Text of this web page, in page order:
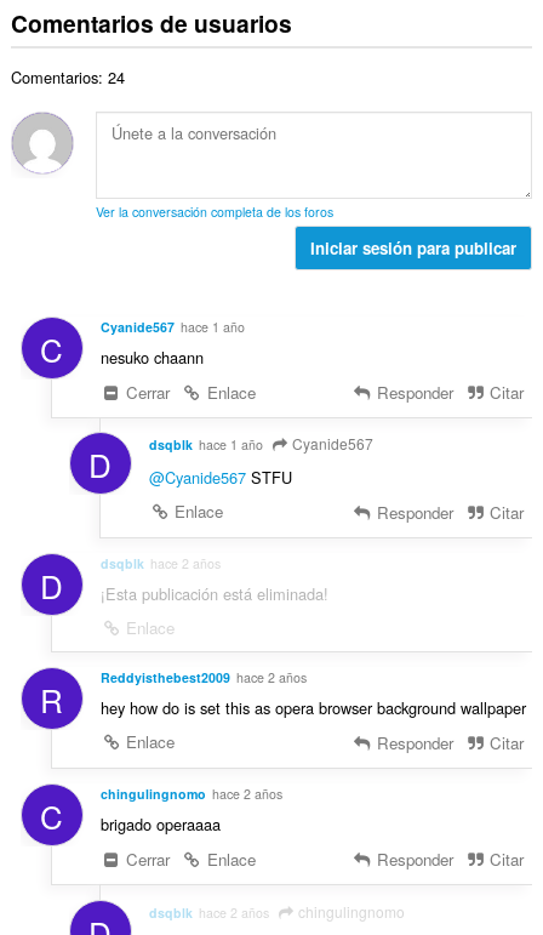
Comentarios de usuarios
Comentarios: 24
Ver la conversación completa de los foros
Iniciar sesión para publicar
C Cyanide567 hace 1 año
nesuko chaann
Cerrar
Enlace Responder Citar
D dsqblk hace 1 año Cyanide567
@Cyanide567STFU
Enlace
Responder Citar
D dsqblk hace 2 años
¡Esta publicación está eliminada!
Enlace
R Reddyisthebest2009 hace 2 años
hey how do is set this as opera browser background wallpaper
Enlace
Responder Citar
C chingulingnomo hace 2 años
brigado operaaaa
Cerrar
Enlace Responder Citar
dsqblk hace 2 años chingulingnomo